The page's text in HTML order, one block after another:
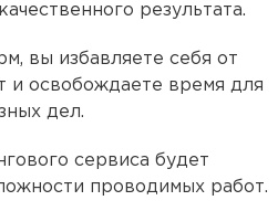
результата.
вы избавляете себя от
и освобождаете время для
дел.
сервиса будет
проводимых работ.